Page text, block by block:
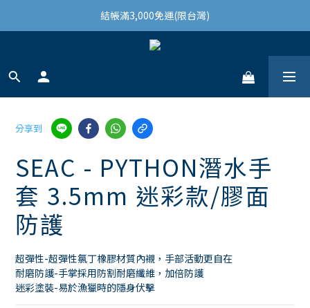
結帳滿3,000免運(限台灣)
結帳滿3,000免運(限台灣)
註冊會員領100購物金
分享到
SEAC - PYTHON潛水手
套 3.5mm 迷彩款/膠面
防護
超彈性-超彈性氯丁橡膠材質內襯，手部活動更自在
耐磨防護-手掌採用防割耐磨纖維，加倍防護
迷彩塗裝-易於漁獵時的隱身伏擊